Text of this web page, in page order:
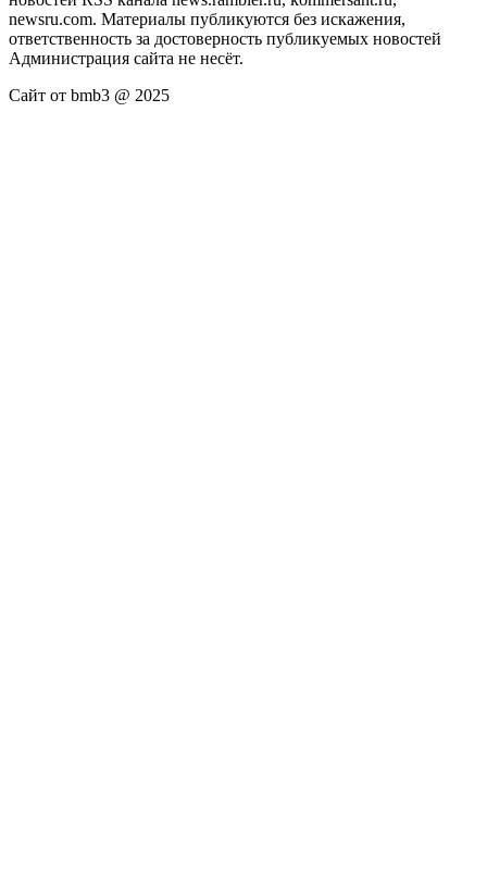
newsru.com. Материалы публикуются без искажения,
ответственность за достоверность публикуемых новостей
Администрация сайта не несёт.
Сайт от bmb3 @ 2025